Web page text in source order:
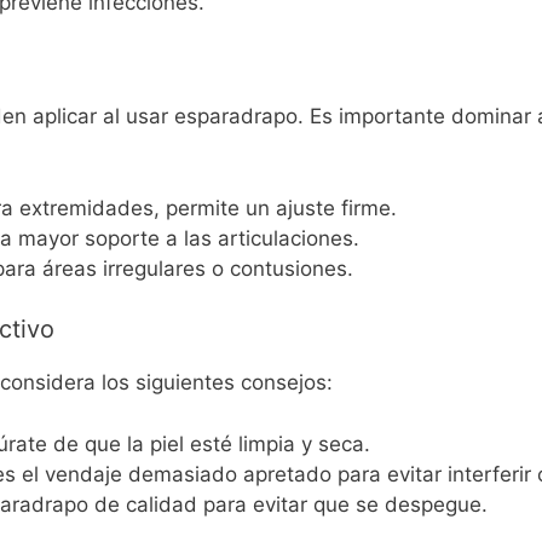
aplicar al usar esparadrapo. Es importante
extremidades, permite un ajuste firme.
mayor soporte a las articulaciones.
áreas irregulares o contusiones.
los siguientes consejos:
de que la piel esté limpia y seca.
el vendaje demasiado apretado para evitar interferir
de calidad para evitar que se despegue.